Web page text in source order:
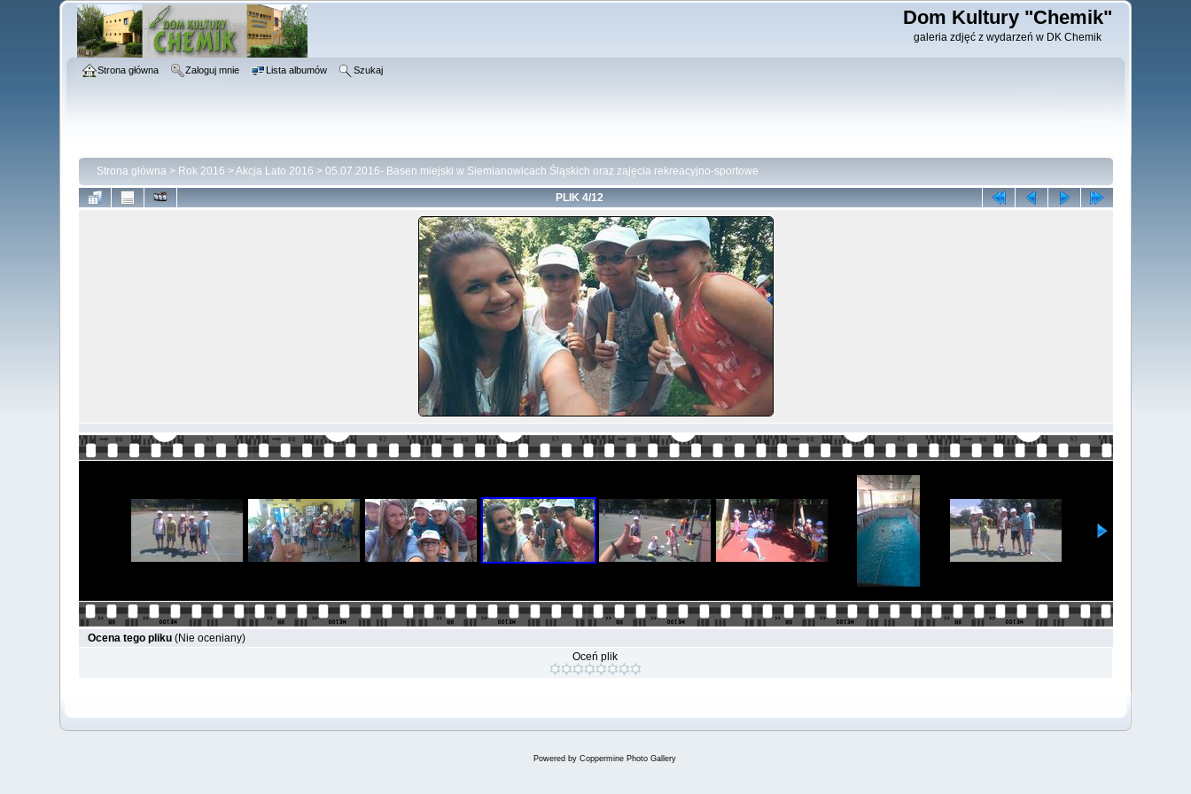
Dom Kultury "Chemik"
galeria zdjęć z wydarzeń w DK Chemik
Strona główna Zaloguj mnie Lista albumów Szukaj
Strona główna> Rok 2016 >Akcja Lato 2016 > 05.07.2016- Basen miejski w Siemianowicach Śląskich oraz zajęcia rekreacyjno-sportowe
PLIK 4/12
Ocena tego pliku (Nie oceniany)
Oceń plik
Powered by Coppermine Photo Gallery